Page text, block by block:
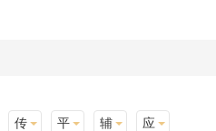
传输层 平台层 辅助产品与材料 应用终端